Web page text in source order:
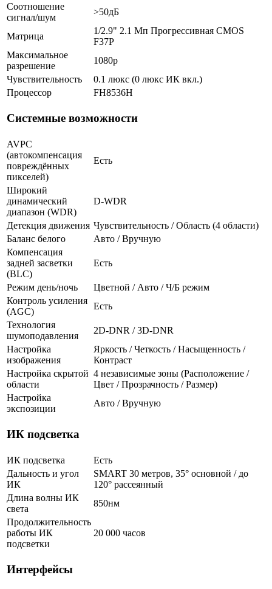
Соотношение
сигнал/шум
>50дБ
Матрица
1/2.9" 2.1 Мп Прогрессивная CMOS
F37P
Максимальное
разрешение
1080p
Чувствительность
0.1 люкс (0 люкс ИК вкл.)
Процессор
FH8536H
Системные возможности
AVPC
(автокомпенсация
повреждённых
пикселей)
Есть
Широкий
динамический
диапазон (WDR)
D-WDR
Детекция движения Чувствительность / Область (4 области)
Баланс белого
Авто / Вручную
Компенсация
задней засветки
(BLC)
Есть
Режим день/ночь
Цветной / Авто / Ч/Б режим
Контроль усиления
(AGC)
Есть
Технология
шумоподавления
2D-DNR / 3D-DNR
Настройка
изображения
Яркость / Четкость / Насыщенность /
Контраст
Настройка скрытой
области
4 независимые зоны (Расположение /
Цвет / Прозрачность / Размер)
Настройка
экспозиции
Авто / Вручную
ИК подсветка
ИК подсветка
Есть
Дальность и угол
ИК
SMART 30 метров, 35° основной / до
120° рассеянный
Длина волны ИК
света
850нм
Продолжительность
работы ИК
подсветки
20 000 часов
Интерфейсы